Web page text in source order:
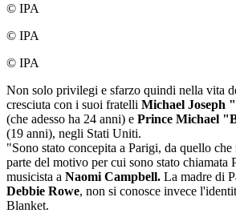
© IPA
© IPA
© IPA
Non solo privilegi e sfarzo quindi nella vita
cresciuta con i suoi fratelli Michael Joseph
(che adesso ha 24 anni) e Prince Michael
(19 anni), negli Stati Uniti.
"Sono stato concepita a Parigi, da quello che
parte del motivo per cui sono stato chiamata
musicista a Naomi Campbell. La madre di
Debbie Rowe, non si conosce invece
Blanket.